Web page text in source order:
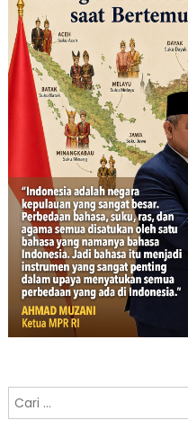
Cari
untuk: